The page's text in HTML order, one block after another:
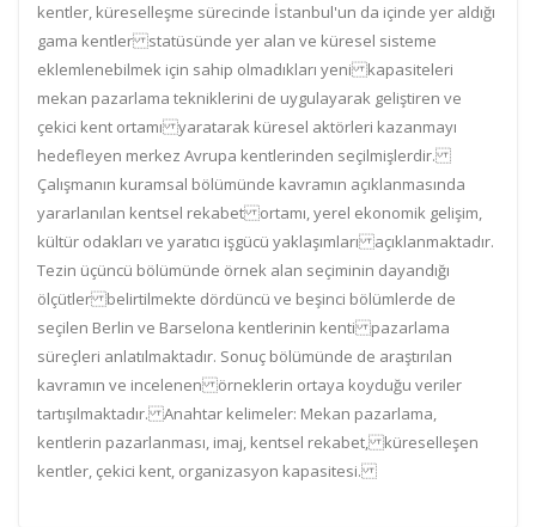
kentler, küreselleşme sürecinde İstanbul'un da içinde yer aldığı
gama kentler statüsünde yer alan ve küresel sisteme
eklemlenebilmek için sahip olmadıkları yeni kapasiteleri
mekan pazarlama tekniklerini de uygulayarak geliştiren ve
çekici kent ortamı yaratarak küresel aktörleri kazanmayı
hedefleyen merkez Avrupa kentlerinden seçilmişlerdir.
Çalışmanın kuramsal bölümünde kavramın açıklanmasında
yararlanılan kentsel rekabet ortamı, yerel ekonomik gelişim,
kültür odakları ve yaratıcı işgücü yaklaşımları açıklanmaktadır.
Tezin üçüncü bölümünde örnek alan seçiminin dayandığı
ölçütler belirtilmekte dördüncü ve beşinci bölümlerde de
seçilen Berlin ve Barselona kentlerinin kenti pazarlama
süreçleri anlatılmaktadır. Sonuç bölümünde de araştırılan
kavramın ve incelenen örneklerin ortaya koyduğu veriler
tartışılmaktadır. Anahtar kelimeler: Mekan pazarlama,
kentlerin pazarlanması, imaj, kentsel rekabet, küreselleşen
kentler, çekici kent, organizasyon kapasitesi.